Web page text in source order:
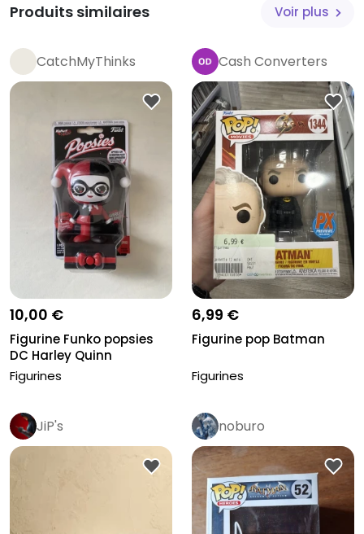
Produits similaires Voir plus
CatchMyThinks
10,00 €
Figurine Funko popsies
DC Harley Quinn
Figurines
Cash Converters
Pro
6,99 €
Figurine pop Batman
Figurines
JiP's noburo